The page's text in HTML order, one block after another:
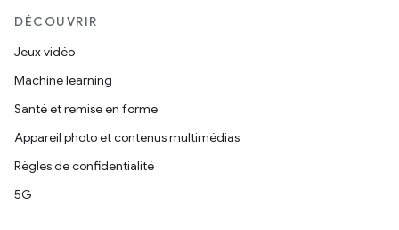
DÉCOUVRIR
Jeux vidéo
Machine learning
Santé et remise en forme
Appareil photo et contenus multimédias
Règles de confidentialité
5G